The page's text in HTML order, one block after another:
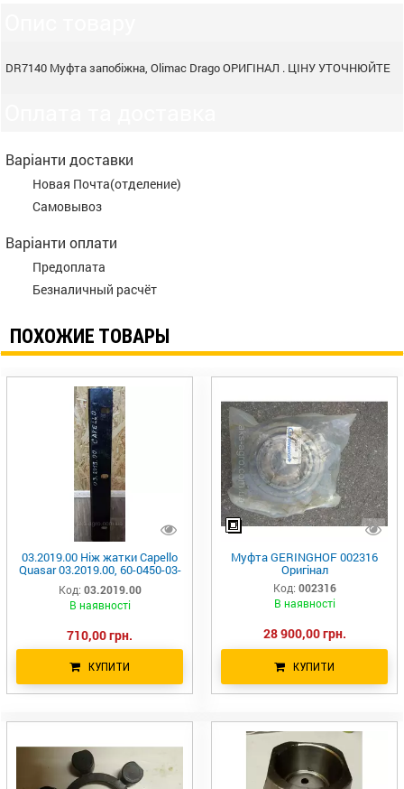
DR7140 Муфта запобіжна, Olimac Drago ОРИГІНАЛ . ЦІНУ УТОЧНЮЙТЕ
Варіанти доставки
Новая Почта(отделение)
Самовывоз
Варіанти оплати
Предоплата
Безналичный расчёт
ПОХОЖИЕ ТОВАРЫ
03.2019.00 Ніж жатки Capello
Quasar 03.2019.00, 60-0450-03-
01-3.
Код: 03.2019.00
В наявності
710,00 грн.
КУПИТИ
Муфта GERINGHOF 002316
Оригінал
Код: 002316
В наявності
28 900,00 грн.
КУПИТИ